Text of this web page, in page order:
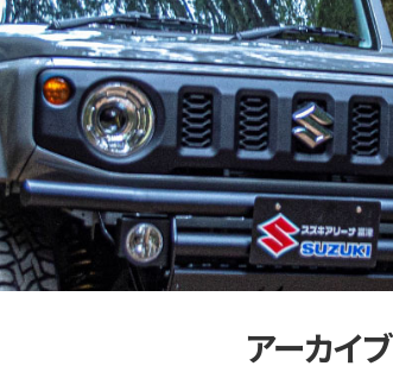
アーカイブ